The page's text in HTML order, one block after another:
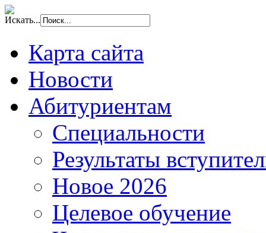
Искать...
Карта сайта
Новости
Абитуриентам
Специальности
Результаты
Новое 2026
Целевое обучение